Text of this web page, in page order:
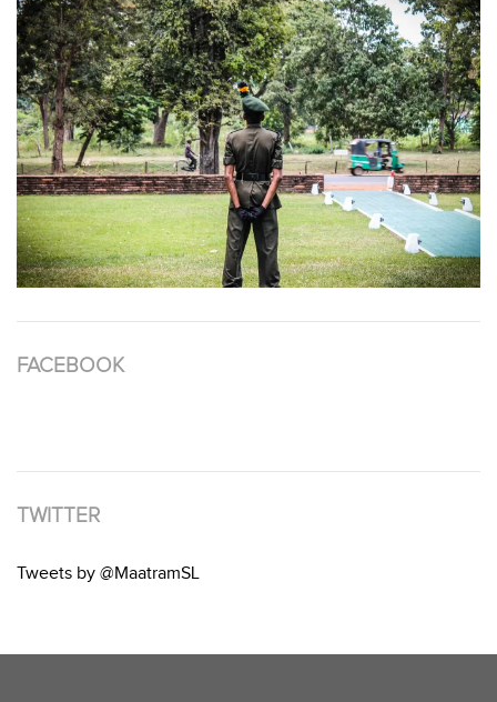
FACEBOOK
TWITTER
Tweets by @MaatramSL